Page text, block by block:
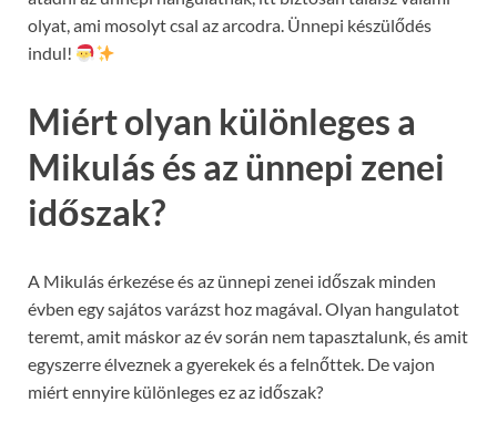
olyat, ami mosolyt csal az arcodra. Ünnepi készülődés
indul!
Miért olyan különleges a
Mikulás és az ünnepi zenei
időszak?
A Mikulás érkezése és az ünnepi zenei időszak minden
évben egy sajátos varázst hoz magával. Olyan hangulatot
teremt, amit máskor az év során nem tapasztalunk, és amit
egyszerre élveznek a gyerekek és a felnőttek. De vajon
miért ennyire különleges ez az időszak?